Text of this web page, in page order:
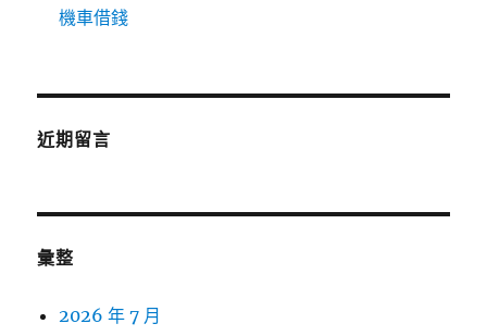
機車借錢
近期留言
彙整
2026 年 7 月